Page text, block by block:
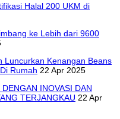
Halal 200 UKM di
ke Lebih dari 9600
Luncurkan Kenangan Beans
Rumah 22 Apr 2025
INOVASI DAN
TERJANGKAU 22 Apr